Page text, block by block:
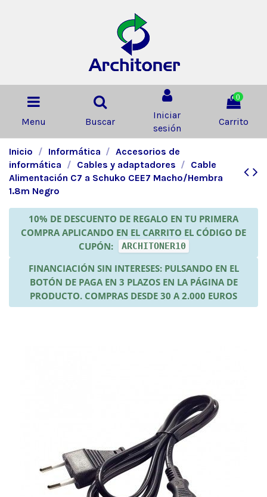
Menu Buscar
Iniciar
sesión
0
Carrito
Inicio Informática
Accesorios de
informática
Cables y adaptadores
Cable
Alimentación C7 a Schuko CEE7 Macho/Hembra
1.8m Negro
10% DE DESCUENTO DE REGALO EN TU PRIMERA
COMPRA APLICANDO EN EL CARRITO EL CÓDIGO DE
CUPÓN:
ARCHITONER10
FINANCIACIÓN SIN INTERESES: PULSANDO EN EL
BOTÓN DE PAGA EN 3 PLAZOS EN LA PÁGINA DE
PRODUCTO. COMPRAS DESDE 30 A 2.000 EUROS